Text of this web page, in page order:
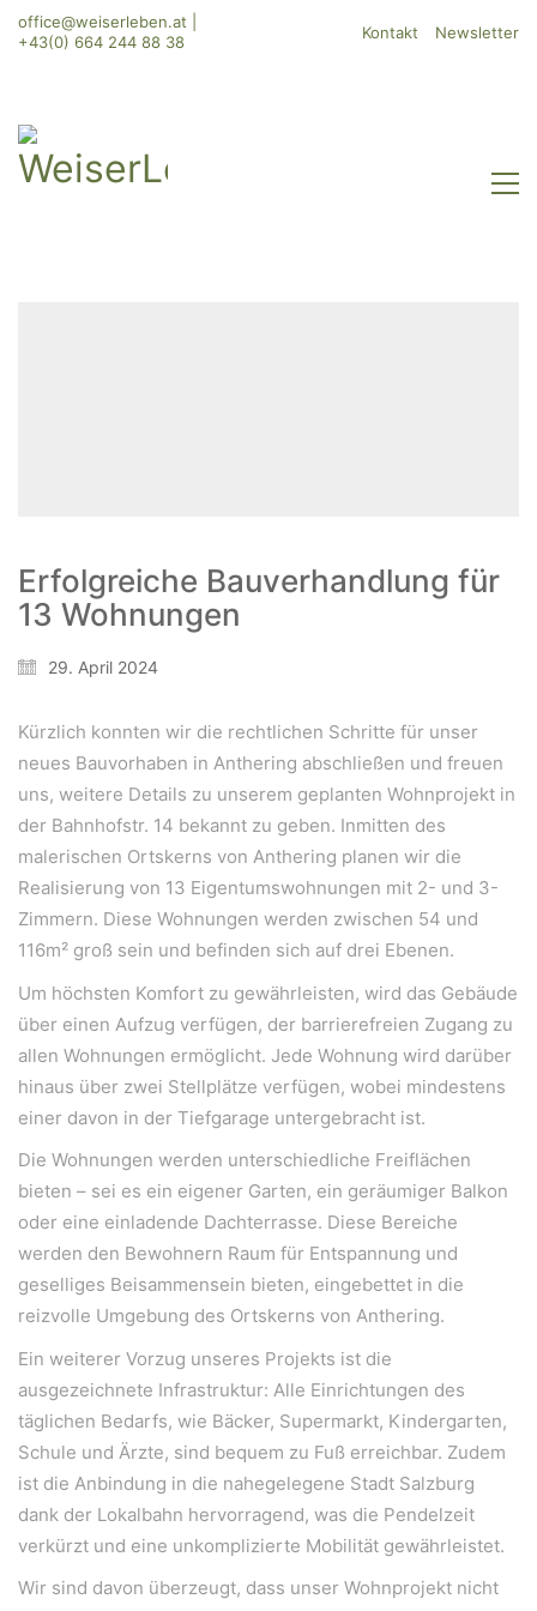
office@weiserleben.at
+43(0) 664 244 88 38
Kontakt Newsletter
Erfolgreiche Bauverhandlung für
13 Wohnungen
29. April 2024
Kürzlich konnten wir die rechtlichen Schritte für unser
neues Bauvorhaben in Anthering abschließen und freuen
uns, weitere Details zu unserem geplanten Wohnprojekt in
der Bahnhofstr. 14 bekannt zu geben. Inmitten des
malerischen Ortskerns von Anthering planen wir die
Realisierung von 13 Eigentumswohnungen mit 2- und 3-
Zimmern. Diese Wohnungen werden zwischen 54 und
116m² groß sein und befinden sich auf drei Ebenen.
Um höchsten Komfort zu gewährleisten, wird das Gebäude
über einen Aufzug verfügen, der barrierefreien Zugang zu
allen Wohnungen ermöglicht. Jede Wohnung wird darüber
hinaus über zwei Stellplätze verfügen, wobei mindestens
einer davon in der Tiefgarage untergebracht ist.
Die Wohnungen werden unterschiedliche Freiflächen
bieten – sei es ein eigener Garten, ein geräumiger Balkon
oder eine einladende Dachterrasse. Diese Bereiche
werden den Bewohnern Raum für Entspannung und
geselliges Beisammensein bieten, eingebettet in die
reizvolle Umgebung des Ortskerns von Anthering.
Ein weiterer Vorzug unseres Projekts ist die
ausgezeichnete Infrastruktur: Alle Einrichtungen des
täglichen Bedarfs, wie Bäcker, Supermarkt, Kindergarten,
Schule und Ärzte, sind bequem zu Fuß erreichbar. Zudem
ist die Anbindung in die nahegelegene Stadt Salzburg
dank der Lokalbahn hervorragend, was die Pendelzeit
verkürzt und eine unkomplizierte Mobilität gewährleistet.
Wir sind davon überzeugt, dass unser Wohnprojekt nicht
WeiserLeben GmbH
Bergheimerstraße 45
office@weiserleben.at
+43(0) 664 244 88 38
Wir schaffen Lebensräume, die die Außenwelt mit der
Innenwelt verbinden. Das Persönliche steht stets im